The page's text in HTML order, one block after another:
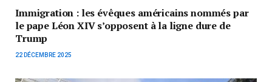
Immigration : les évêques américains nommés par
le pape Léon XIV s’opposent à la ligne dure de
Trump
22 DÉCEMBRE 2025